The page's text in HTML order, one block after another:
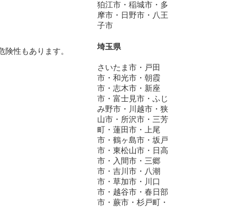
性もあります。
狛江市・稲城市・多
摩市・日野市・八王
子市
埼玉県
さいたま市・戸田
市・和光市・朝霞
市・志木市・新座
市・富士見市・ふじ
み野市・川越市・狭
山市・所沢市・三芳
町・蓮田市・上尾
市・鶴ヶ島市・坂戸
市・東松山市・日高
市・入間市・三郷
市・吉川市・八潮
市・草加市・川口
市・越谷市・春日部
市・蕨市・杉戸町・